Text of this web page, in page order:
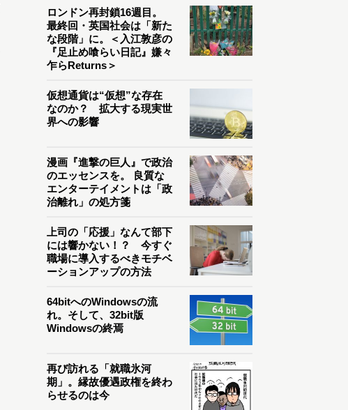
ロンドン再封鎖16週目。
最終回・英国社会は「新た
な段階」に。＜入江敦彦の
『足止め喰らい日記』嫌々
乍らReturns＞
仮想通貨は“仮想”な存在
なのか？ 拡大する現実世
界への影響
漫画『進撃の巨人』で政治
のエッセンスを。 良質な
エンターテイメントは「政
治離れ」の処方箋
上司の「応援」なんて部下
には響かない！？ 今すぐ
職場に導入するべきモチベ
ーションアップの方法
64bitへのWindowsの流
れ。そして、32bit版
Windowsの終焉
再び訪れる「就職氷河
期」。縁故優遇政権を終わ
らせるのは今